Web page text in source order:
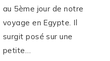
au 5ème jour de notre
voyage en Egypte. Il
surgit posé sur une
petite…